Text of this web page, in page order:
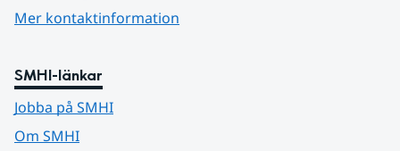
Mer kontaktinformation
SMHI-länkar
Jobba på SMHI
Om SMHI